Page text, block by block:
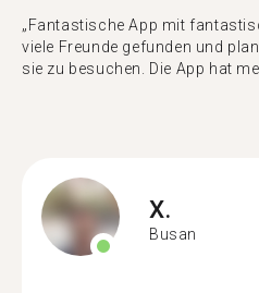
„Fantastische App mit
viele Freunde gefunden und
sie zu besuchen. Die App hat
X.
Busan